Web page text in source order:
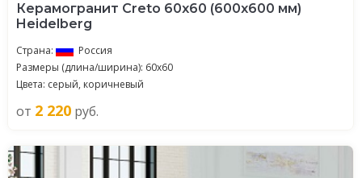
Керамогранит Creto 60x60 (600x600 мм)
Heidelberg
Страна:
Россия
Размеры (длина/ширина): 60x60
Цвета: серый, коричневый
от 2 220 руб.